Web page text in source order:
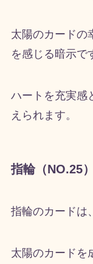
太陽のカードの
を感じる暗示で
ハートを充実感
えられます。
指輪（NO.25
指輪のカードは
太陽のカードを